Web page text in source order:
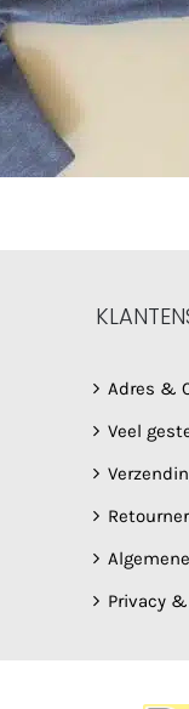
Adres &
Veel
Privacy